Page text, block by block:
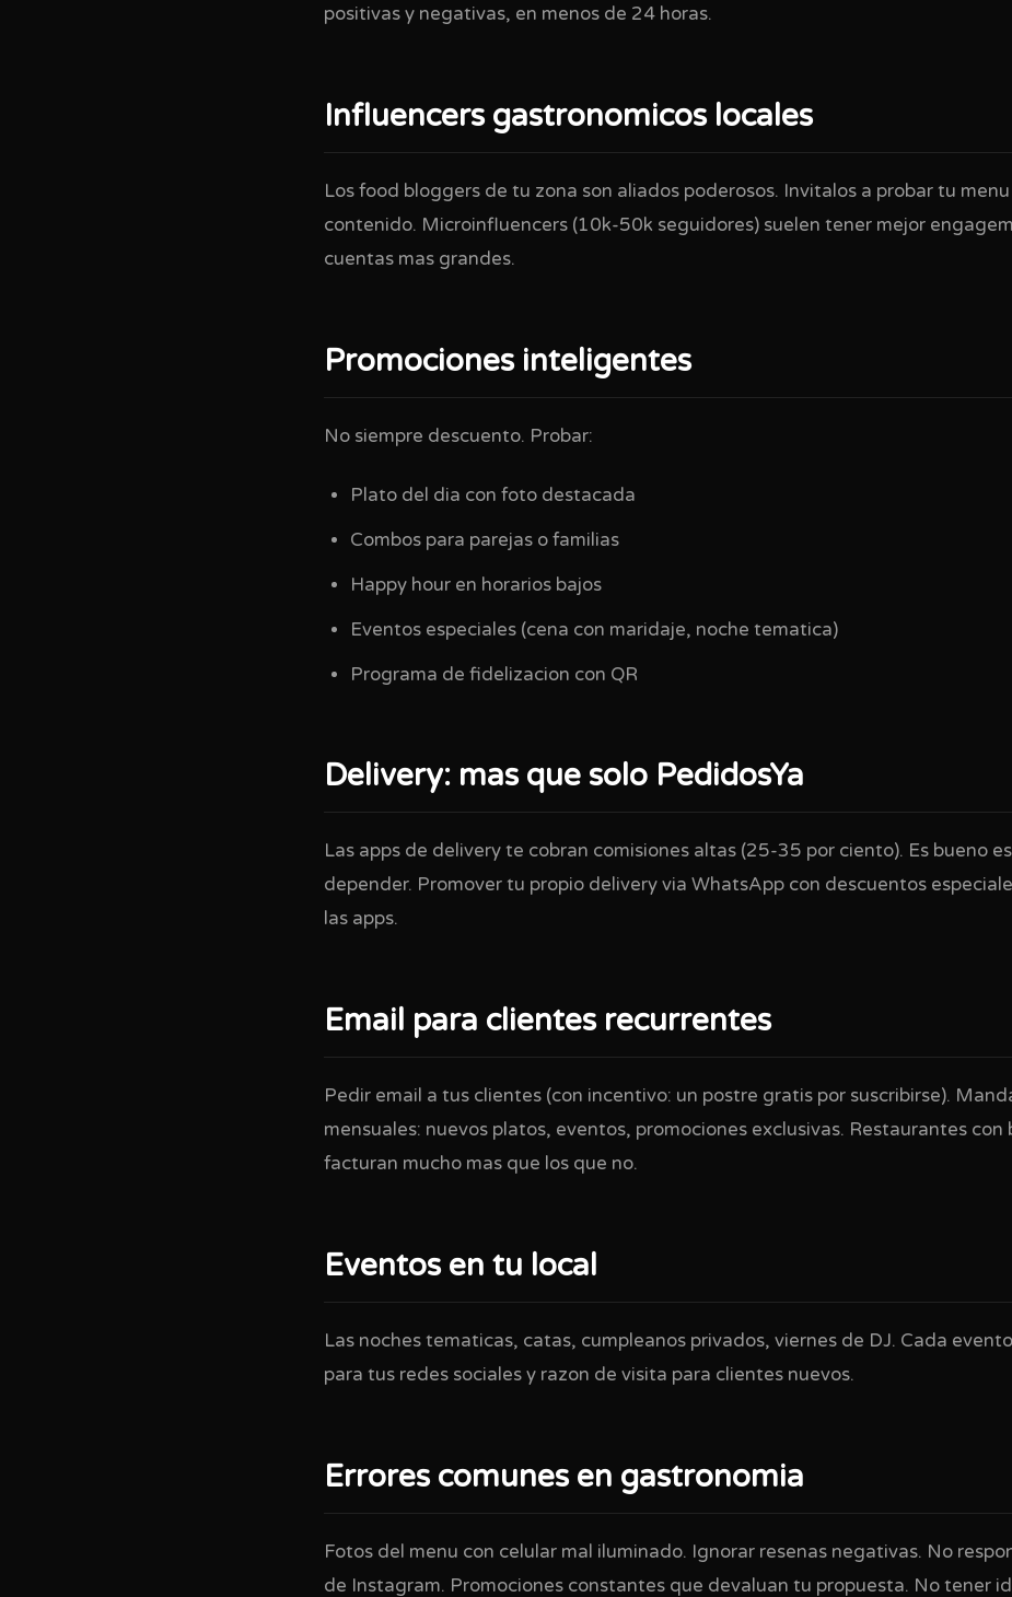
positivas y negativas, en menos de 24 horas.
Influencers gastronomicos locales
Los food bloggers de tu zona son aliados poderosos. Invitalos a probar tu
contenido. Microinfluencers (10k-50k seguidores) suelen tener mejor
cuentas mas grandes.
Promociones inteligentes
No siempre descuento. Probar:
Plato del dia con foto destacada
Combos para parejas o familias
Happy hour en horarios bajos
Eventos especiales (cena con maridaje, noche tematica)
Programa de fidelizacion con QR
Delivery: mas que solo PedidosYa
Las apps de delivery te cobran comisiones altas (25-35 por ciento). Es bueno
depender. Promover tu propio delivery via WhatsApp con descuentos
las apps.
Email para clientes recurrentes
Pedir email a tus clientes (con incentivo: un postre gratis por suscribirse).
mensuales: nuevos platos, eventos, promociones exclusivas. Restaurantes con
facturan mucho mas que los que no.
Eventos en tu local
Las noches tematicas, catas, cumpleanos privados, viernes de DJ. Cada
para tus redes sociales y razon de visita para clientes nuevos.
Errores comunes en gastronomia
Fotos del menu con celular mal iluminado. Ignorar resenas negativas. No
de Instagram. Promociones constantes que devaluan tu propuesta. No tener